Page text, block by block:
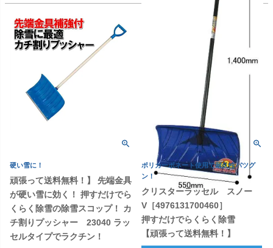
硬い雪に！
頑張って送料無料！】 先端金具
が硬い雪に効く！ 押すだけでら
くらく除雪の除雪スコップ！ カ
チ割りプッシャー 23040 ラッ
セルタイプでラクチン！
ポリカーボネート使用で耐久性バツグ
ン！
クリスターラッセル スノー
V［4976131700460］
押すだけでらくらく除雪
【頑張って送料無料！】